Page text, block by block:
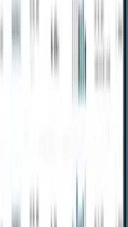
Sundhedsrelaterede
og, hvad angår
samtykke.
og public relations,
og styring af events samt
alle oplysninger, du
og din mening om vores